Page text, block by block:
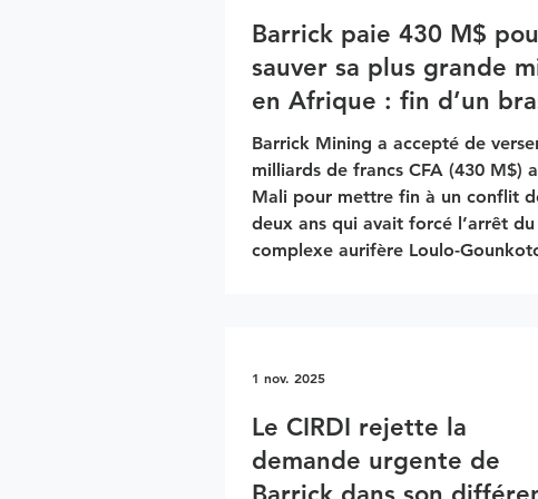
unis
Barrick paie 430 M$
sauver sa plus grande
en Afrique : fin d’un
de fer historique avec le
Mali
Barrick Mining a accepté de verser
milliards de francs CFA (430 M$) au
Mali pour mettre fin à un conflit
deux ans qui avait forcé l’arrêt du
complexe aurifère Loulo-
et un autre versement déjà
malien abandonne toutes les
restitue à Barrick le contrôle opéra
Le CIRDI rejette la
demande urgente de
1 nov. 2025